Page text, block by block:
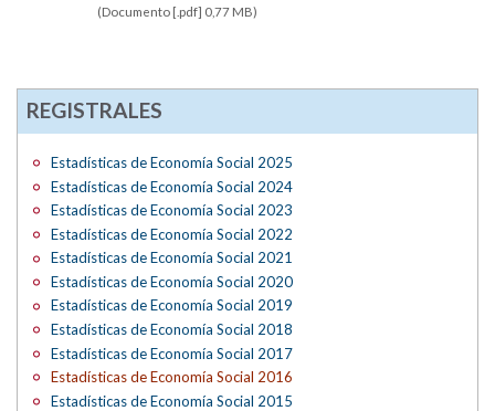
(Documento [.pdf] 0,77 MB)
REGISTRALES
Estadísticas de Economía Social 2025
Estadísticas de Economía Social 2024
Estadísticas de Economía Social 2023
Estadísticas de Economía Social 2022
Estadísticas de Economía Social 2021
Estadísticas de Economía Social 2020
Estadísticas de Economía Social 2019
Estadísticas de Economía Social 2018
Estadísticas de Economía Social 2017
Estadísticas de Economía Social 2016
Estadísticas de Economía Social 2015